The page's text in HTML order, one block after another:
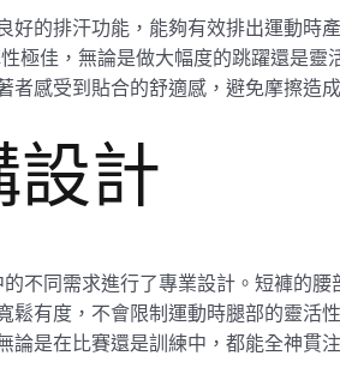
的排汗功能，能夠有效排出運動時
極佳，無論是做大幅度的跳躍還是
感受到貼合的舒適感，避免摩擦造
設計
不同需求進行了專業設計。短褲的
有度，不會限制運動時腿部的靈活
是在比賽還是訓練中，都能全神貫